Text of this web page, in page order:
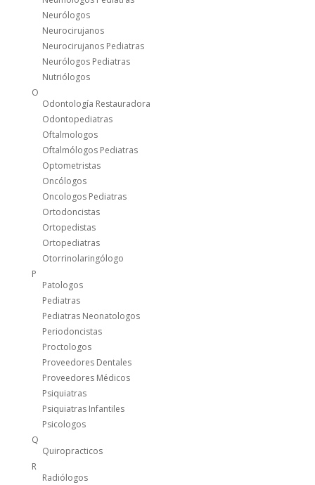
Neurólogos
Neurocirujanos
Neurocirujanos Pediatras
Neurólogos Pediatras
Nutriólogos
O
Odontología Restauradora
Odontopediatras
Oftalmologos
Oftalmólogos Pediatras
Optometristas
Oncólogos
Oncologos Pediatras
Ortodoncistas
Ortopedistas
Ortopediatras
Otorrinolaringólogo
P
Patologos
Pediatras
Pediatras Neonatologos
Periodoncistas
Proctologos
Proveedores Dentales
Proveedores Médicos
Psiquiatras
Psiquiatras Infantiles
Psicologos
Q
Quiropracticos
R
Radiólogos